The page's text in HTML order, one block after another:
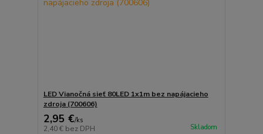
LED Vianočná sieť 80LED 1x1m bez napájacieho
zdroja (700606)
2,95 €/ks
2,40 € bez DPH Skladom